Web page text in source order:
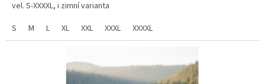
vel. S-XXXXL, i zimní varianta
S
M L XL XXL XXXL XXXXL